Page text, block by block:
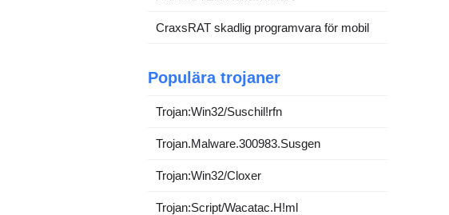
CraxsRAT skadlig programvara för mobil
Populära trojaner
Trojan:Win32/Suschil!rfn
Trojan.Malware.300983.Susgen
Trojan:Win32/Cloxer
Trojan:Script/Wacatac.H!ml